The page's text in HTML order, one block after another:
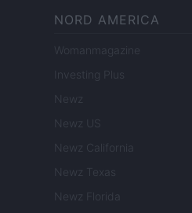
NORD AMERICA
Womanmagazine
Investing Plus
Newz
Newz US
Newz California
Newz Texas
Newz Florida